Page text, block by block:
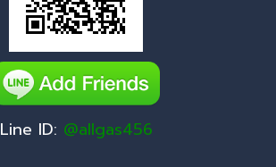
Line ID: @allgas456